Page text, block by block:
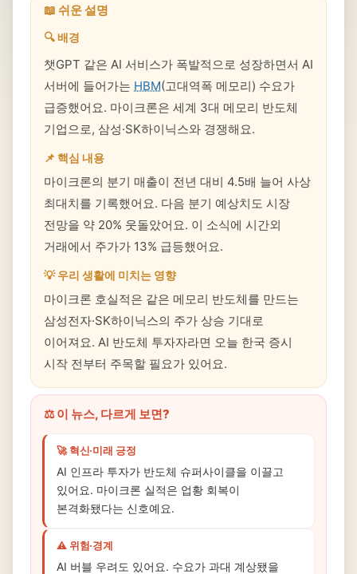
📖 쉬운 설명
🔍 배경
챗GPT 같은 AI 서비스가 폭발적으로 성장하면서 AI
서버에 들어가는 HBM(고대역폭 메모리) 수요가
급증했어요. 마이크론은 세계 3대 메모리 반도체
기업으로, 삼성·SK하이닉스와 경쟁해요.
📌 핵심 내용
마이크론의 분기 매출이 전년 대비 4.5배 늘어 사상
최대치를 기록했어요. 다음 분기 예상치도 시장
전망을 약 20% 웃돌았어요. 이 소식에 시간외
거래에서 주가가 13% 급등했어요.
💡 우리 생활에 미치는 영향
마이크론 호실적은 같은 메모리 반도체를 만드는
삼성전자·SK하이닉스의 주가 상승 기대로
이어져요. AI 반도체 투자자라면 오늘 한국 증시
시작 전부터 주목할 필요가 있어요.
⚖️ 이 뉴스, 다르게 보면?
🚀 혁신·미래 긍정
AI 인프라 투자가 반도체 슈퍼사이클을 이끌고
있어요. 마이크론 실적은 업황 회복이
본격화됐다는 신호예요.
⚠️ 위험·경계
AI 버블 우려도 있어요. 수요가 과대 계상됐을